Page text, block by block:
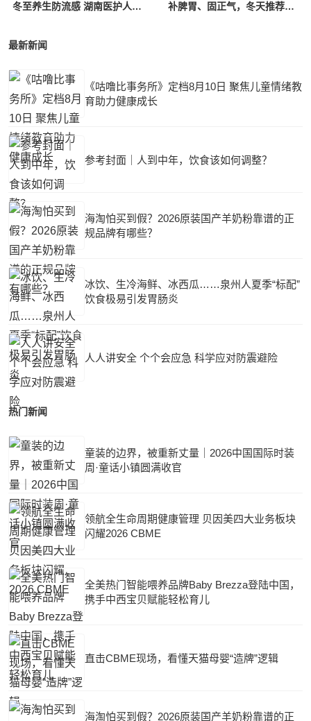
冬至养生防流感 湖南医护人员分享冬季防病秘诀 补脾胃、固正气，冬天推荐多吃这类食物！附中医心水养生食谱
最新新闻
《咕噜比事务所》定档8月10日 聚焦儿童情绪教
育助力健康成长
参考封面｜人到中年，饮食该如何调整？
海淘怕买到假？2026原装国产羊奶粉靠谱的正
规品牌有哪些？
冰饮、生冷海鲜、冰西瓜……泉州人夏季“标配”
饮食极易引发胃肠炎
人人讲安全 个个会应急 科学应对防震避险
热门新闻
童装的边界，被重新丈量｜2026中国国际时装
周·童话小镇圆满收官
领航全生命周期健康管理 贝因美四大业务板块
闪耀2026 CBME
全美热门智能喂养品牌Baby Brezza登陆中国，
携手中西宝贝赋能轻松育儿
直击CBME现场，看懂天猫母婴“造牌”逻辑
海淘怕买到假？2026原装国产羊奶粉靠谱的正